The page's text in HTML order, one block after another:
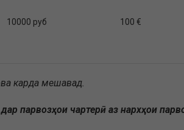
10000 руб 100 €
карда мешавад.
парвозҳои чартерӣ аз нархҳои